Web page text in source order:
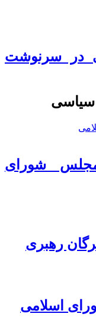
در سرنوشت
سیاسی
مجلس شورای
رهبری
اسلامی